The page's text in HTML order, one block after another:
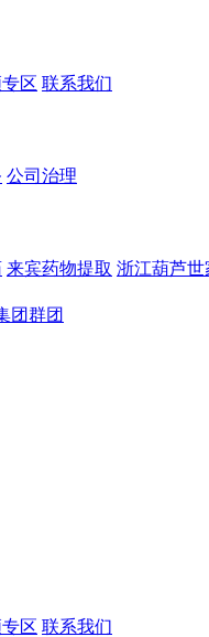
区 联系我们
公司治理
来宾药物提取 浙江葫芦世
团群团
区 联系我们